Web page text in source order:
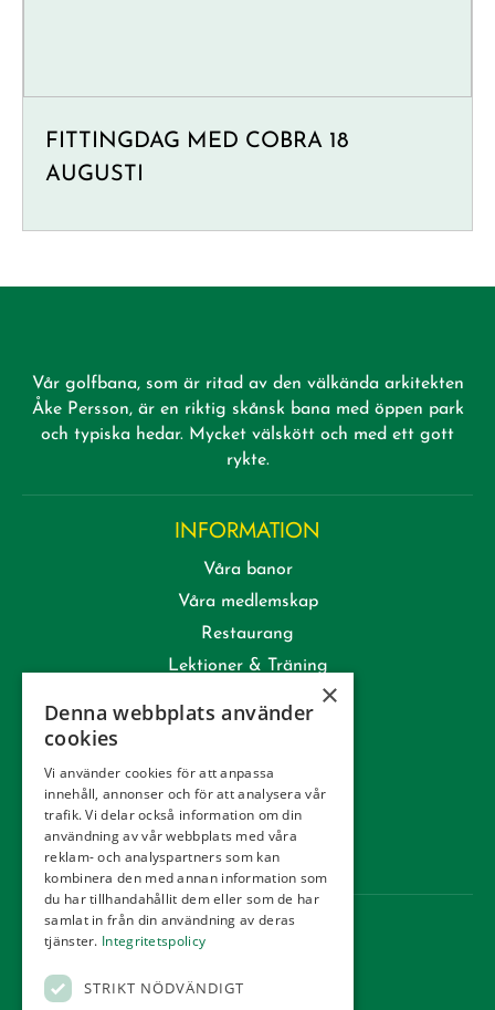
FITTINGDAG MED COBRA 18
AUGUSTI
Vår golfbana, som är ritad av den välkända arkitekten
Åke Persson, är en riktig skånsk bana med öppen park
och typiska hedar. Mycket välskött och med ett gott
rykte.
INFORMATION
Våra banor
Våra medlemskap
Restaurang
Lektioner & Träning
Tävling
Integritetspolicy
Webbshop
KONTAKT
Golfvägen
×
Denna webbplats använder
cookies
Vi använder cookies för att anpassa
innehåll, annonser och för att analysera vår
trafik. Vi delar också information om din
användning av vår webbplats med våra
reklam- och analyspartners som kan
kombinera den med annan information som
du har tillhandahållit dem eller som de har
samlat in från din användning av deras
tjänster. Integritetspolicy
STRIKT NÖDVÄNDIGT